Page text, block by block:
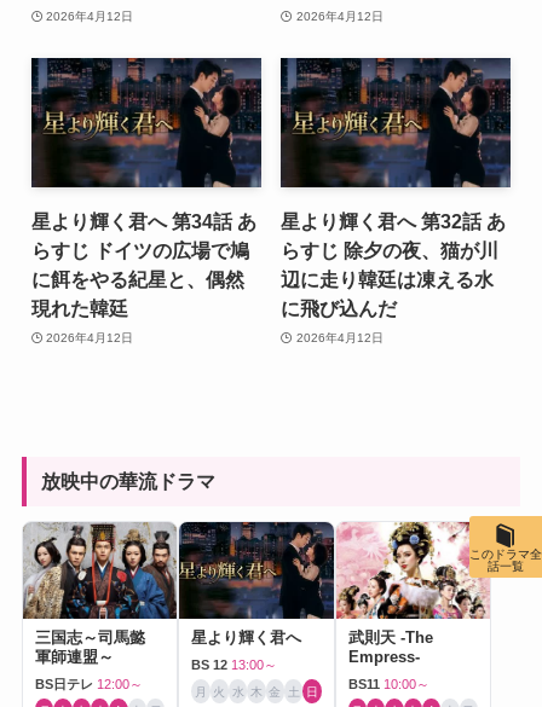
2026年4月12日 2026年4月12日
星より輝く君へ 第34話 あ
らすじ ドイツの広場で鳩
に餌をやる紀星と、偶然
現れた韓廷
2026年4月12日
星より輝く君へ 第32話 あ
らすじ 除夕の夜、猫が川
辺に走り韓廷は凍える水
に飛び込んだ
2026年4月12日
放映中の華流ドラマ
三国志～司馬懿
軍師連盟～
BS日テレ 12:00～
星より輝く君へ
BS 12 13:00～
月 火 水 木 金 土 日
武則天 -The
Empress-
BS11 10:00～
このドラマ全
話一覧